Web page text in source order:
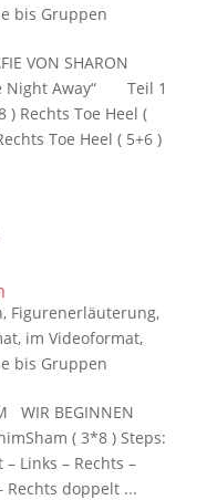
bis Gruppen
VON SHARON
Night Away“ Teil 1
) Rechts Toe Heel (
Toe Heel ( 5+6 )
, Figurenerläuterung,
, im Videoformat,
bis Gruppen
WIR BEGINNEN
( 3*8 ) Steps:
Links – Rechts –
Rechts doppelt ...